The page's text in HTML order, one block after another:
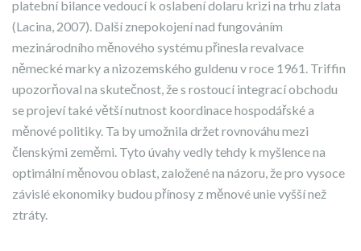
platební bilance vedoucí k oslabení dolaru krizi na trhu zlata
(Lacina, 2007). Další znepokojení nad fungováním
mezinárodního měnového systému přinesla revalvace
německé marky a nizozemského guldenu v roce 1961. Triffin
upozorňoval na skutečnost, že s rostoucí integrací obchodu
se projeví také větší nutnost koordinace hospodářské a
měnové politiky. Ta by umožnila držet rovnováhu mezi
členskými zeměmi. Tyto úvahy vedly tehdy k myšlence na
optimální měnovou oblast, založené na názoru, že pro vysoce
závislé ekonomiky budou přínosy z měnové unie vyšší než
ztráty.